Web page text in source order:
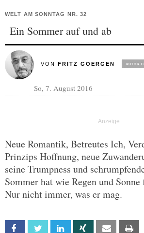
WELT AM SONNTAG NR. 32
Ein Sommer auf und ab
VON FRITZ GOERGEN
So, 7. August 2016
Neue Romantik, Betreutes Ich,
Prinzips Hoffnung, neue
seine Trumpness und
Sommer hat wie Regen und
Nur nicht immer, was er mag.
Facebook Twitter Linkedin Xing Email